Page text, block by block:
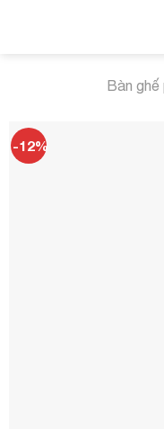
Bàn ghế
-12%